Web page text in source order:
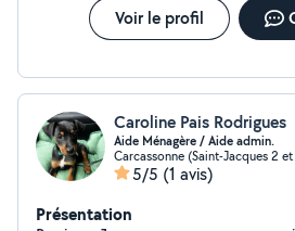
Voir le profil
Caroline Pais Rodrigues
Aide Ménagère / Aide admin.
Carcassonne (Saint-Jacques 2
5/5 (1 avis)
Présentation